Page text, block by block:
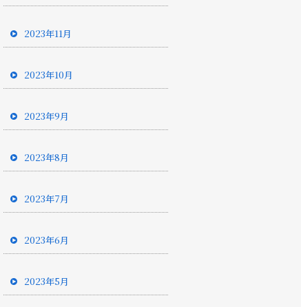
2023年11月
2023年10月
2023年9月
2023年8月
2023年7月
2023年6月
2023年5月